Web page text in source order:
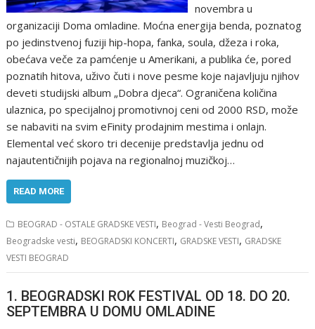
novembra u
organizaciji Doma omladine. Moćna energija benda, poznatog
po jedinstvenoj fuziji hip-hopa, fanka, soula, džeza i roka,
obećava veče za pamćenje u Amerikani, a publika će, pored
poznatih hitova, uživo čuti i nove pesme koje najavljuju njihov
deveti studijski album „Dobra djeca“. Ograničena količina
ulaznica, po specijalnoj promotivnoj ceni od 2000 RSD, može
se nabaviti na svim eFinity prodajnim mestima i onlajn.
Elemental već skoro tri decenije predstavlja jednu od
najautentičnijih pojava na regionalnoj muzičkoj…
READ MORE
BEOGRAD - OSTALE GRADSKE VESTI, Beograd - Vesti Beograd,
Beogradske vesti, BEOGRADSKI KONCERTI, GRADSKE VESTI, GRADSKE
VESTI BEOGRAD
1. BEOGRADSKI ROK FESTIVAL OD 18. DO 20.
SEPTEMBRA U DOMU OMLADINE